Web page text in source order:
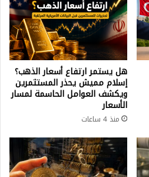
هل يستمر ارتفاع أسعار الذهب؟
إسلام مميش يحذر المستثمرين
ويكشف العوامل الحاسمة لمسار
الأسعار
منذ 4 ساعات